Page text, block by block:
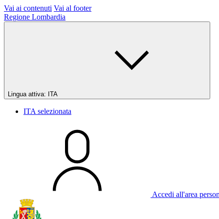
Vai ai contenuti Vai al footer
Regione Lombardia
Lingua attiva: ITA
ITA selezionata
Accedi all'area